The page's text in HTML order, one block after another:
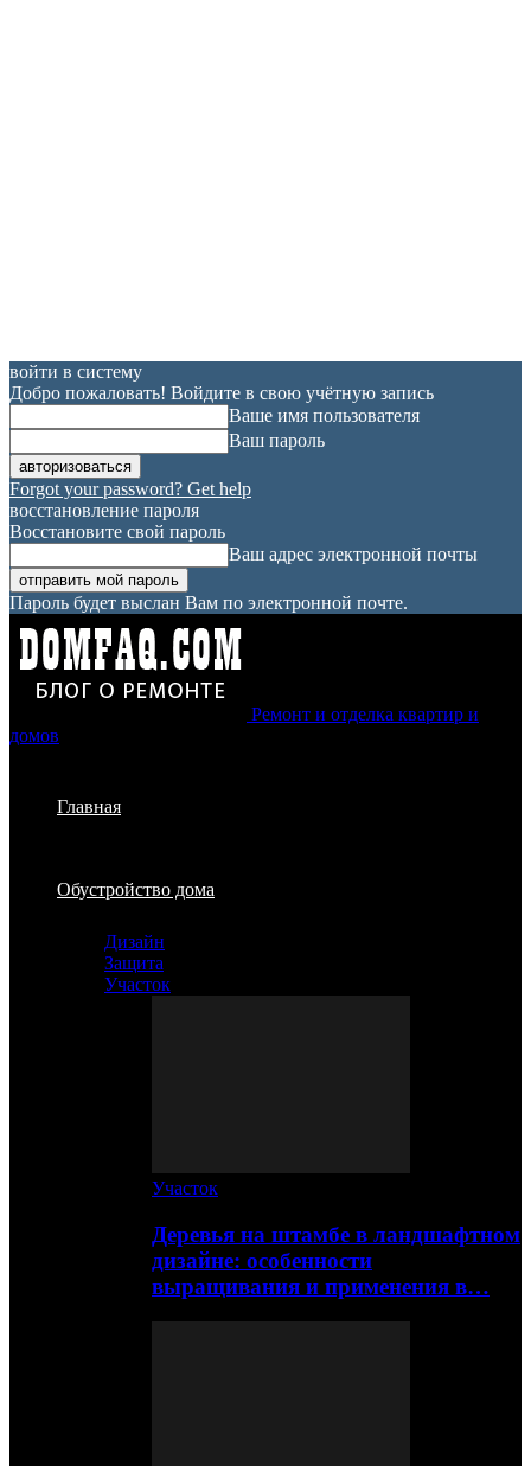
войти в систему
Добро пожаловать! Войдите в свою учётную запись
Ваше имя пользователя
Ваш пароль
Forgot your password? Get help
восстановление пароля
Восстановите свой пароль
Ваш адрес электронной почты
Пароль будет выслан Вам по электронной почте.
Ремонт и отделка квартир и
домов
Главная
Обустройство дома
Дизайн
Защита
Участок
Участок
Деревья на штамбе в ландшафтном
дизайне: особенности
выращивания и применения в…